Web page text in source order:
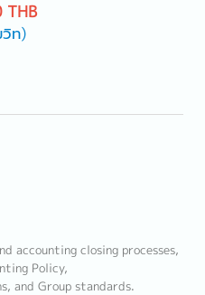
ท)
accounting closing processes,
Policy,
and Group standards.